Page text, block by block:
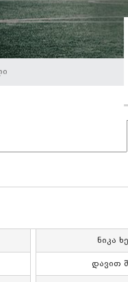
Ნიკა
Დავით